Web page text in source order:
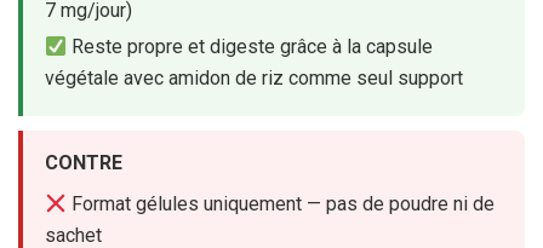
7 mg/jour)
Reste propre et digeste grâce à la capsule
végétale avec amidon de riz comme seul support
CONTRE
Format gélules uniquement — pas de poudre ni de
sachet